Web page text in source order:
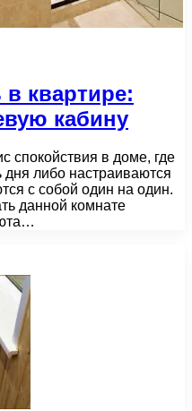
в квартире:
кабину
спокойствия в доме, где
либо настраиваются
с собой один на один.
данной комнате